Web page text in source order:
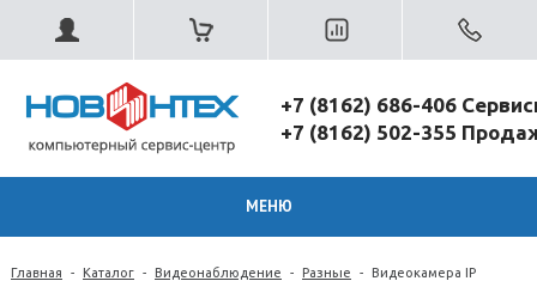
+7 (8162) 686-406
+7 (8162) 502-355
МЕНЮ
Главная - Каталог - Видеонаблюдение - Разные - Видеокамера IP